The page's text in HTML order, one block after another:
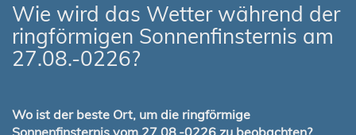
Wie wird das Wetter während der
ringförmigen Sonnenfinsternis am
27.08.-0226?
Wo ist der beste Ort, um die ringförmige
Sonnenfinsternis vom 27.08.-0226 zu beobachten?